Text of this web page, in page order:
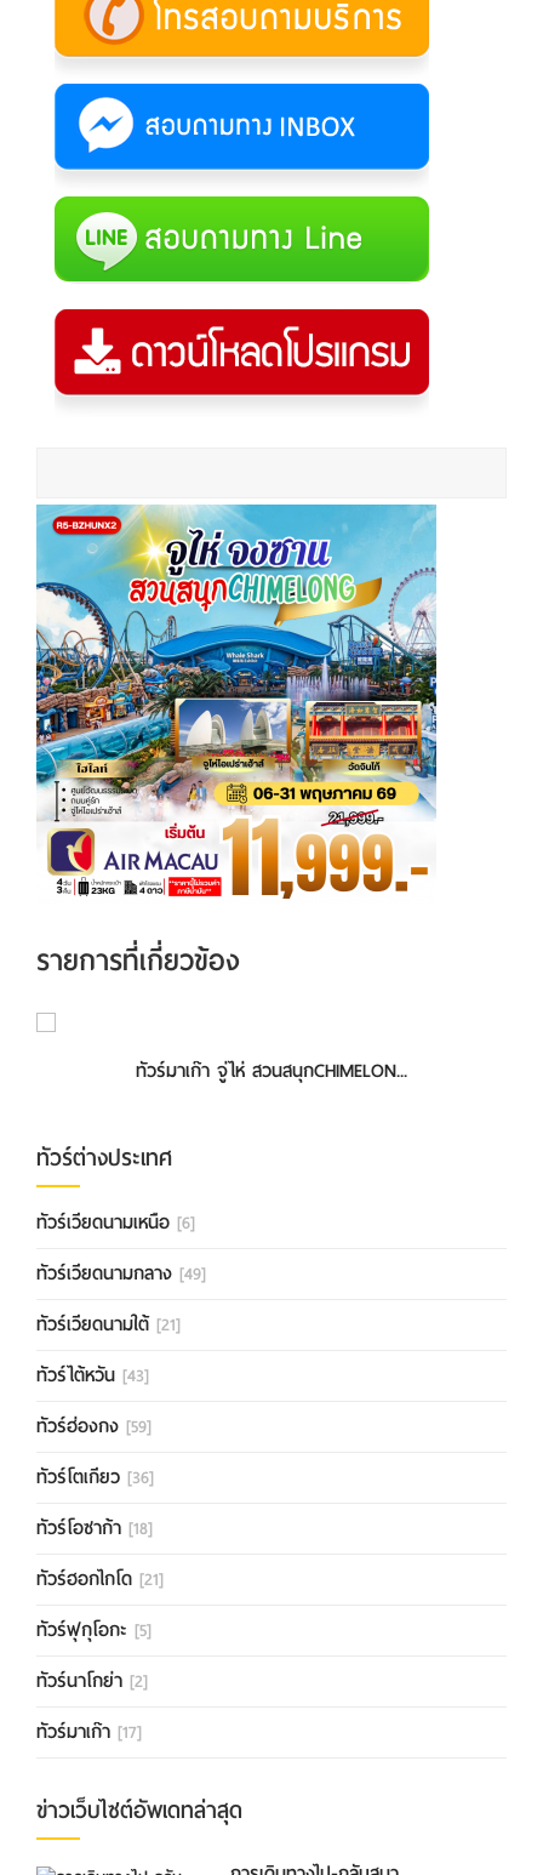
รายการที่เกี่ยวข้อง
ทัวร์มาเก๊า จู่ไห่ สวนสนุกCHIMELON...
ทัวร์โฮจิมินห์ มุยเน่ ดาลัด ญาจาง ...
ทัวร์ต่างประเทศ
ทัวร์เวียดนามเหนือ [6]
ทัวร์เวียดนามกลาง [49]
ทัวร์เวียดนามใต้ [21]
ทัวร์ไต้หวัน [43]
ทัวร์ฮ่องกง [59]
ทัวร์โตเกียว [36]
ทัวร์โอซาก้า [18]
ทัวร์ฮอกไกโด [21]
ทัวร์ฟุกุโอกะ [5]
ทัวร์นาโกย่า [2]
ทัวร์มาเก๊า [17]
ข่าวเว็บไซต์อัพเดทล่าสุด